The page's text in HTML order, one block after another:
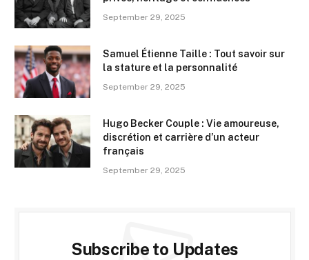
September 29, 2025
Samuel Étienne Taille : Tout savoir sur
la stature et la personnalité
September 29, 2025
Hugo Becker Couple : Vie amoureuse,
discrétion et carrière d’un acteur
français
September 29, 2025
Subscribe to Updates